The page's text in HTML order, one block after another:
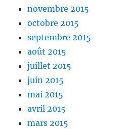
novembre 2015
octobre 2015
septembre 2015
août 2015
juillet 2015
juin 2015
mai 2015
avril 2015
mars 2015